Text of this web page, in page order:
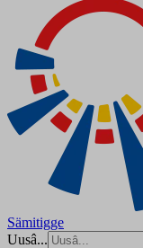
Sämitigge
Uusâ...